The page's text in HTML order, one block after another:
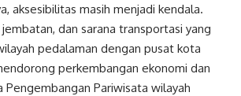
aksesibilitas masih menjadi kendala.
dan sarana transportasi yang
pedalaman dengan pusat kota
perkembangan ekonomi dan
Pengembangan Pariwisata wilayah